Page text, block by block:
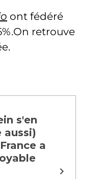
ont fédéré
retrouve
s'en
aussi)
a